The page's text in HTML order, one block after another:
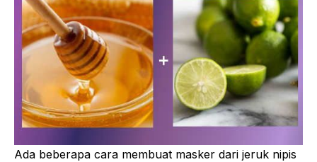
Ada beberapa cara membuat masker dari jeruk nipis